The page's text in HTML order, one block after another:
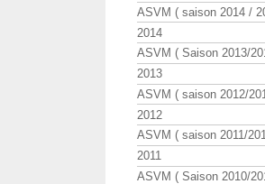
ASVM ( saison 2014 /
2014
ASVM ( Saison 2013/
2013
ASVM ( saison 2012/
2012
ASVM ( saison 2011/
2011
ASVM ( Saison 2010/